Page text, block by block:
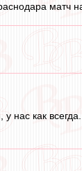
матч
как